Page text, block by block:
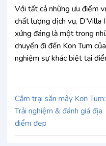
Với tất cả những ưu điểm
chất lượng dịch vụ,
xứng đáng là một trong
chuyến đi đến Kon Tum
nghiệm sự khác biệt tại
Cắm trại săn mây Kon Tum:
Trải nghiệm & đánh giá địa
điểm đẹp